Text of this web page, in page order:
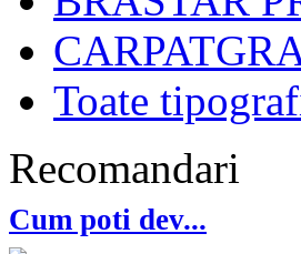
Toate
Recomandari
Cum poti dev...